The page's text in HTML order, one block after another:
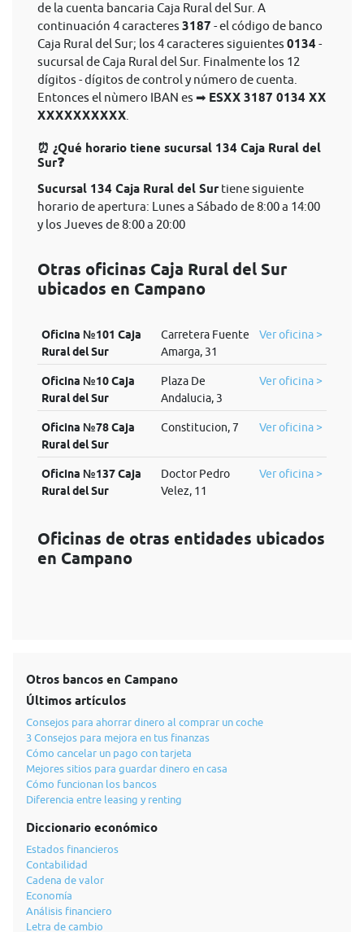
de la cuenta bancaria Caja Rural del Sur. A
continuación 4 caracteres 3187 - el código de banco
Caja Rural del Sur; los 4 caracteres siguientes 0134 -
sucursal de Caja Rural del Sur. Finalmente los 12
dígitos - dígitos de control y número de cuenta.
Entonces el nùmero IBAN es ➡ ESXX 3187 0134 XX
XXXXXXXXXX
⏰ ¿Qué horario tiene sucursal 134 Caja Rural del
Sur❓
Sucursal 134 Caja Rural del Sur tiene siguiente
horario de apertura: Lunes a Sábado de 8:00 a 14:00
y los Jueves de 8:00 a 20:00
Otras oficinas Caja Rural del Sur
ubicados en Campano
Oficina №101 Caja
Rural del Sur
Carretera Fuente
Amarga, 31
Ver oficina >
Oficina №10 Caja
Rural del Sur
Plaza De
Andalucia, 3
Ver oficina >
Oficina №78 Caja
Rural del Sur
Constitucion, 7 Ver oficina >
Oficina №137 Caja
Rural del Sur
Doctor Pedro
Velez, 11
Ver oficina >
Oficinas de otras entidades ubicados
en Campano
Otros bancos en Campano
Últimos artículos
Consejos para ahorrar dinero al comprar un coche
3 Consejos para mejora en tus finanzas
Cómo cancelar un pago con tarjeta
Mejores sitios para guardar dinero en casa
Cómo funcionan los bancos
Diferencia entre leasing y renting
Diccionario económico
Estados financieros
Contabilidad
Cadena de valor
Economía
Análisis financiero
Letra de cambio